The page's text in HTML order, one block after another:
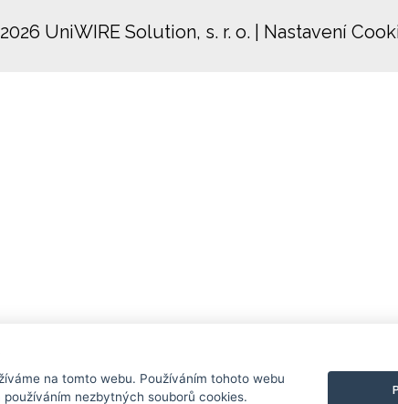
UniWIRE Solution, s. r. o.
Nastavení
na tomto webu. Používáním tohoto webu
používáním nezbytných souborů cookies.